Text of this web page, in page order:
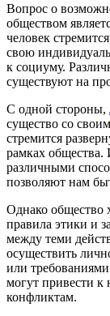
Вопрос о
обществом
человек
свою
к социуму.
существуют на
С одной стороны,
существо со
стремится
рамках общества.
различными
позволяют нам
Однако общество
правила этики и
между теми
осуществить
или
могут привести к
конфликтам.